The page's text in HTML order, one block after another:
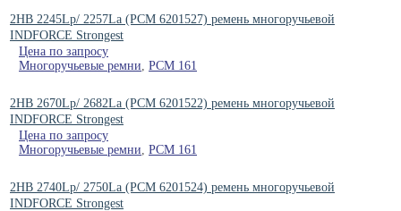
2HB 2245Lp/ 2257La (PCM 6201527) ремень многоручьевой
INDFORCE Strongest
Цена по запросу
Многоручьевые ремни РСМ 161
2HB 2670Lp/ 2682La (PCM 6201522) ремень многоручьевой
INDFORCE Strongest
Цена по запросу
Многоручьевые ремни РСМ 161
2HB 2740Lp/ 2750La (РСМ 6201524) ремень многоручьевой
INDFORCE Strongest